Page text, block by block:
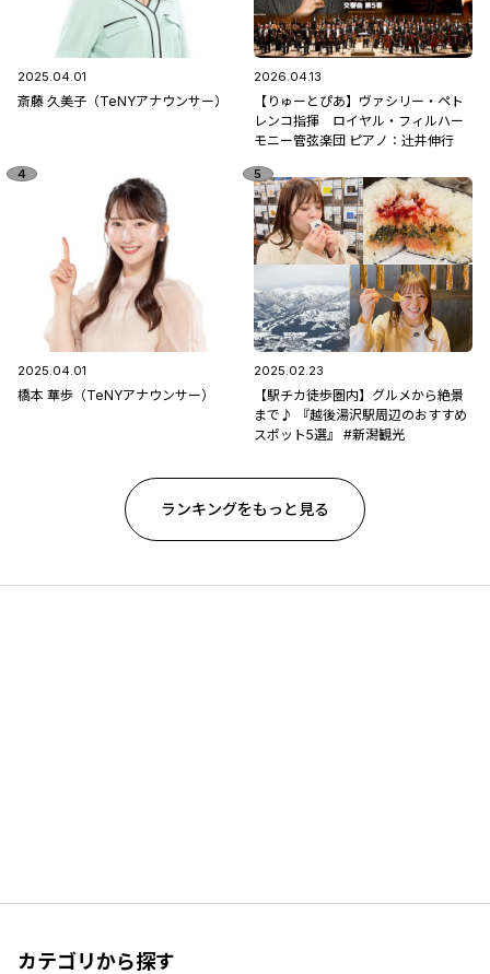
2025.04.01
斎藤 久美子（TeNYアナウンサー）
2026.04.13
【りゅーとぴあ】ヴァシリー・ペト
レンコ指揮 ロイヤル・フィルハー
モニー管弦楽団 ピアノ：辻󠄀井伸行
2025.04.01
橋本 華歩（TeNYアナウンサー）
2025.02.23
【駅チカ徒歩圏内】グルメから絶景
まで♪ 『越後湯沢駅周辺のおすすめ
スポット5選』 #新潟観光
ランキングをもっと見る
カテゴリから探す